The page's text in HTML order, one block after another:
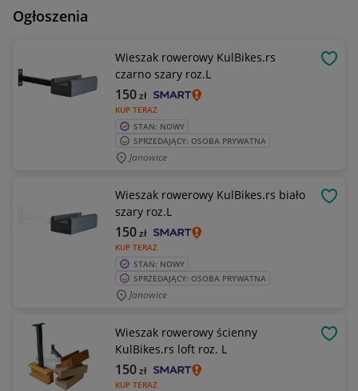
Ogłoszenia
Wieszak rowerowy KulBikes.rs
czarno szary roz.L
KUP TERAZ
150zł
STAN: NOWY
SPRZEDAJĄCY: OSOBA PRYWATNA
Janowice
Wieszak rowerowy KulBikes.rs biało
szary roz.L
KUP TERAZ
150zł
STAN: NOWY
SPRZEDAJĄCY: OSOBA PRYWATNA
Janowice
Wieszak rowerowy ścienny
KulBikes.rs loft roz. L
KUP TERAZ
150zł